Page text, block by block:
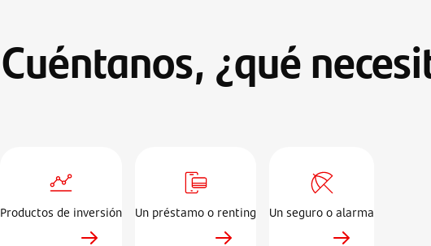
Cuéntanos, ¿qué
Productos de inversión Un préstamo o renting Un seguro o alarma